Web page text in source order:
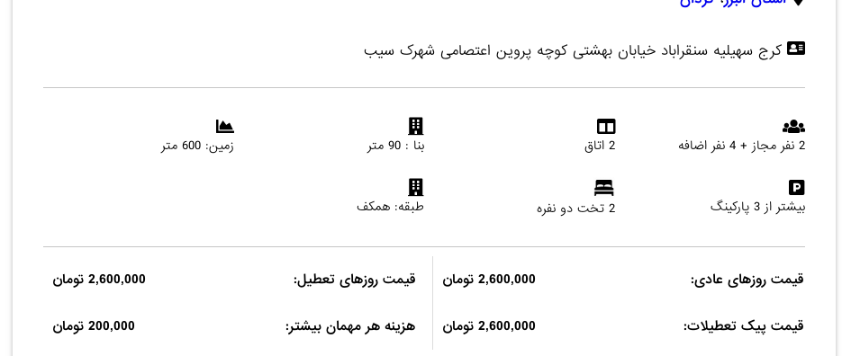
کرج سهیلیه سنقراباد خیابان بهشتی کوچه پروین اعتصامی شهرک سیب
2 نفر مجاز + 4 نفر اضافه 2 اتاق بنا : 90 متر زمین: 600 متر
بیشتر از 3 پارکینگ 2 تخت دو نفره طبقه: همکف
قیمت روزهای عادی: 2,600,000 تومان قیمت روزهای تعطیل: 2,600,000 تومان
قیمت پیک تعطیلات: 2,600,000 تومان هزینه هر مهمان بیشتر: 200,000 تومان